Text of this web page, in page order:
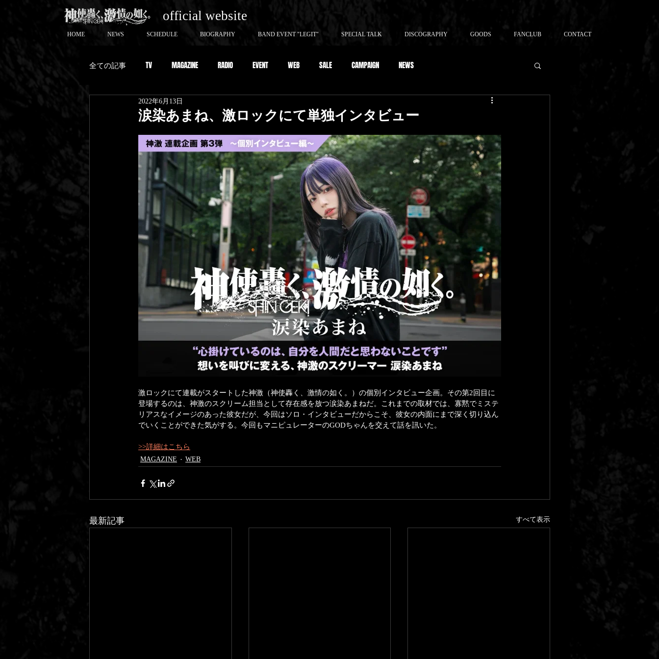
official website
HOME NEWS SCHEDULE BIOGRAPHY BAND EVENT "LEGIT" SPECIAL TALK DISCOGRAPHY GOODS FANCLUB CONTACT
全ての記事 TV MAGAZINE RADIO EVENT WEB SALE CAMPAIGN NEWS
涙染あまね、激ロックにて単独インタビュー
2022年6月13日
激ロックにて連載がスタートした神激（神使轟く、激情の如く。）の個別インタビュー企画。その第2回目に
登場するのは、神激のスクリーム担当として存在感を放つ涙染あまねだ。これまでの取材では、寡黙でミステ
リアスなイメージのあった彼女だが、今回はソロ・インタビューだからこそ、彼女の内面にまで深く切り込ん
でいくことができた気がする。今回もマニピュレーターのGODちゃんを交えて話を訊いた。
>>詳細はこちら
MAGAZINE WEB
最新記事 すべて表示